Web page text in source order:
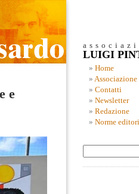
e
LUIGI
Home
Associazione
Contatti
Newsletter
Redazione
Norme